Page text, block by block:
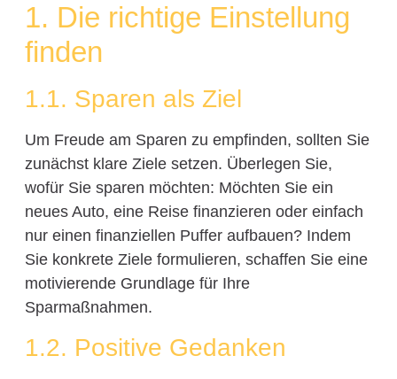
1. Die richtige Einstellung
finden
1.1. Sparen als Ziel
Um Freude am Sparen zu empfinden, sollten Sie
zunächst klare Ziele setzen. Überlegen Sie,
wofür Sie sparen möchten: Möchten Sie ein
neues Auto, eine Reise finanzieren oder einfach
nur einen finanziellen Puffer aufbauen? Indem
Sie konkrete Ziele formulieren, schaffen Sie eine
motivierende Grundlage für Ihre
Sparmaßnahmen.
1.2. Positive Gedanken